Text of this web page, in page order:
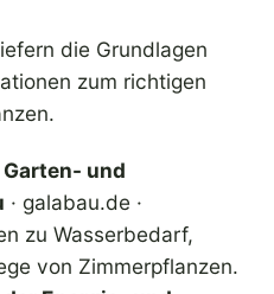
die Grundlagen
zum richtigen
und
· galabau.de ·
zu Wasserbedarf,
von Zimmerpflanzen.